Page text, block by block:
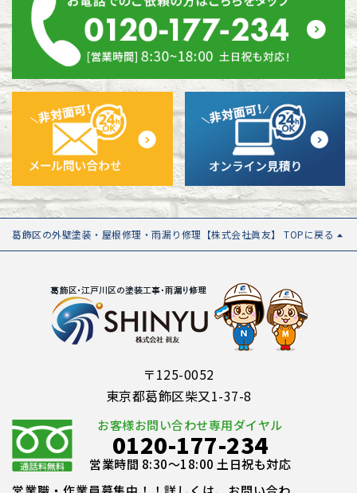
葛飾区の外壁塗装・屋根修理・雨漏り修理【株式会社眞友】 TOPに戻る
〒125-0052
東京都葛飾区柴又1-37-8
お客様お問い合わせ専用ダイヤル
0120-177-234
営業時間 8:30～18:00 土日祝も対応